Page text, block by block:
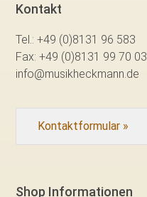
Kontakt
Tel.:+49 (0)8131 96 583
Fax:+49 (0)8131 99 70 03
info@musikheckmann.de
Kontaktformular »
Shop Informationen